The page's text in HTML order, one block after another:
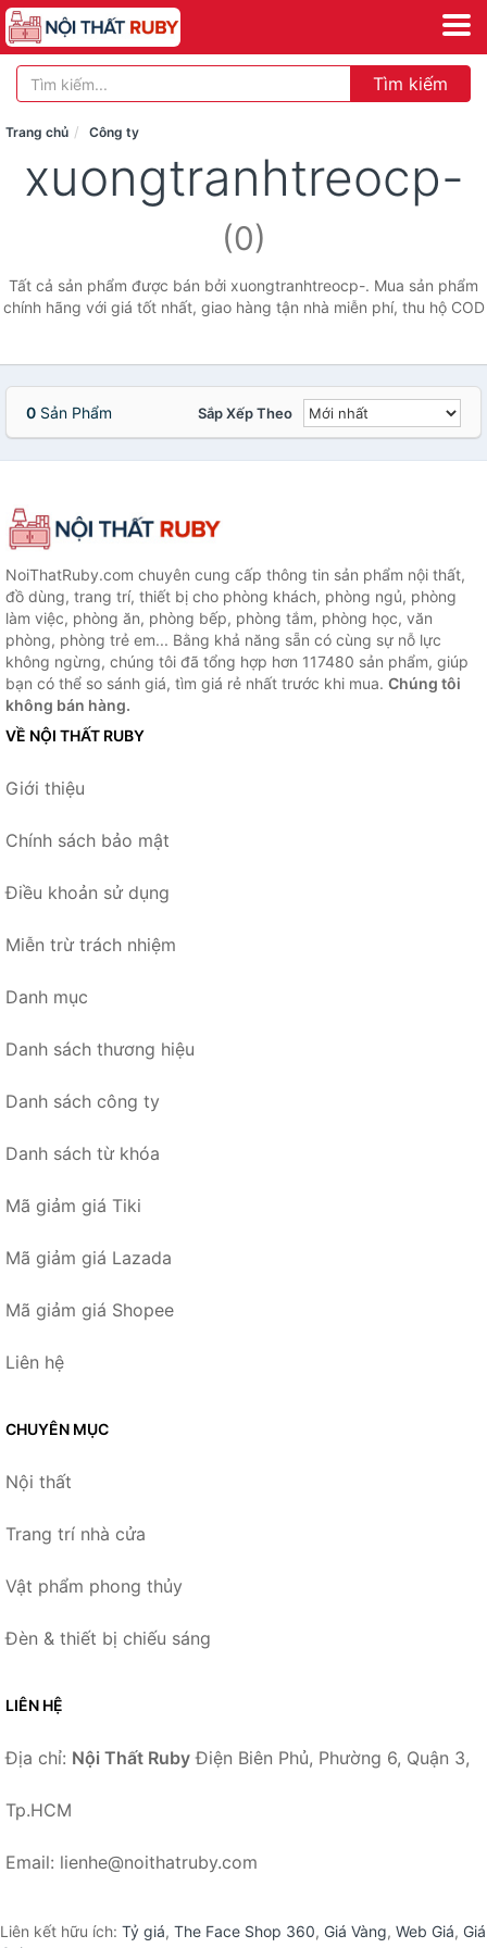
Tìm kiếm
Trang chủ Công ty
xuongtranhtreocp-
(0)
Tất cả sản phẩm được bán bởi xuongtranhtreocp-. Mua sản phẩm
chính hãng với giá tốt nhất, giao hàng tận nhà miễn phí, thu hộ COD
0 Sản Phẩm Sắp Xếp Theo
NoiThatRuby.com chuyên cung cấp thông tin sản phẩm nội thất,
đồ dùng, trang trí, thiết bị cho phòng khách, phòng ngủ, phòng
làm việc, phòng ăn, phòng bếp, phòng tắm, phòng học, văn
phòng, phòng trẻ em... Bằng khả năng sẵn có cùng sự nỗ lực
không ngừng, chúng tôi đã tổng hợp hơn 117480 sản phẩm, giúp
bạn có thể so sánh giá, tìm giá rẻ nhất trước khi mua. Chúng tôi
không bán hàng.
VỀ NỘI THẤT RUBY
Giới thiệu
Chính sách bảo mật
Điều khoản sử dụng
Miễn trừ trách nhiệm
Danh mục
Danh sách thương hiệu
Danh sách công ty
Danh sách từ khóa
Mã giảm giá Tiki
Mã giảm giá Lazada
Mã giảm giá Shopee
Liên hệ
CHUYÊN MỤC
Nội thất
Trang trí nhà cửa
Vật phẩm phong thủy
Đèn & thiết bị chiếu sáng
LIÊN HỆ
Địa chỉ: Nội Thất Ruby Điện Biên Phủ, Phường 6, Quận 3,
Tp.HCM
Email: lienhe@noithatruby.com
Liên kết hữu ích: Tỷ giá, The Face Shop 360, Giá Vàng, Web Giá, Giá